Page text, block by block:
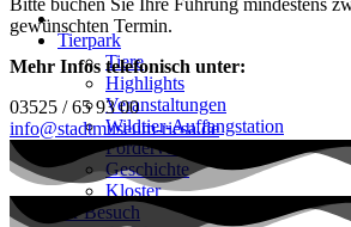
Tierpark
Tiere
Highlights
Veranstaltungen
Wildtier-Auffangstation
Förderverein
Geschichte
Kloster
Ihr Besuch
Bitte buchen Sie Ihre Führung mindestens
gewünschten Termin.
Mehr Infos telefonisch unter:
03525 / 65 93 00
info@stadtmuseum-riesa.de